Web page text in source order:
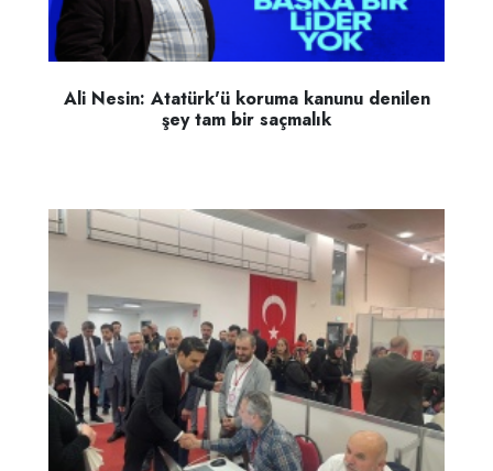
Ali Nesin: Atatürk'ü koruma kanunu denilen
şey tam bir saçmalık